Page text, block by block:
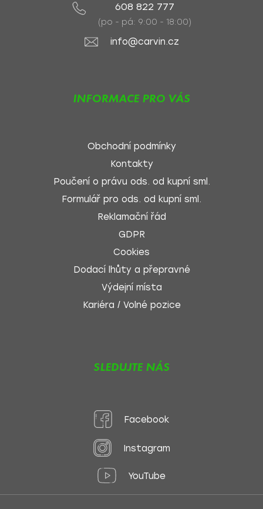
608 822 777
(po - pá: 9:00 - 18:00)
info@carvin.cz
INFORMACE PRO VÁS
Obchodní podmínky
Kontakty
Poučení o právu ods. od kupní sml.
Formulář pro ods. od kupní sml.
Reklamační řád
GDPR
Cookies
Dodací lhůty a přepravné
Výdejní místa
Kariéra / Volné pozice
SLEDUJTE NÁS
Facebook
Instagram
YouTube